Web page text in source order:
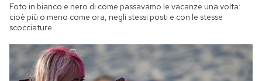
Foto in bianco e nero di come passavamo le vacanze una volta:
cioè più o meno come ora, negli stessi posti e con le stesse
scocciature